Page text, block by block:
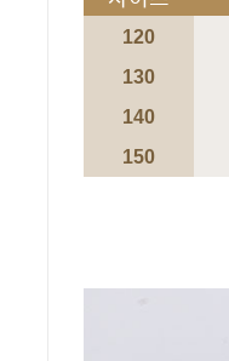
120
130
140
150